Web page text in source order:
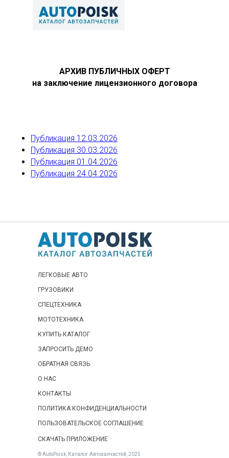
АРХИВ ПУБЛИЧНЫХ ОФЕРТ
на заключение лицензионного договора
Публикация 12.03.2026
Публикация 30.03.2026
Публикация 01.04.2026
Публикация 24.04.2026
© AutoPoisk, Каталог Автозапчастей, 2025
ОБРАТНАЯ СВЯЗЬ
ЗАПРОСИТЬ ДЕМО
КУПИТЬ КАТАЛОГ
СПЕЦТЕХНИКА
МОТОТЕХНИКА
ГРУЗОВИКИ
ЛЕГКОВЫЕ АВТО
ПОЛЬЗОВАТЕЛЬСКОЕ СОГЛАШЕНИЕ
СКАЧАТЬ ПРИЛОЖЕНИЕ
ПОЛИТИКА КОНФИДЕНЦИАЛЬНОСТИ
КОНТАКТЫ
О НАС